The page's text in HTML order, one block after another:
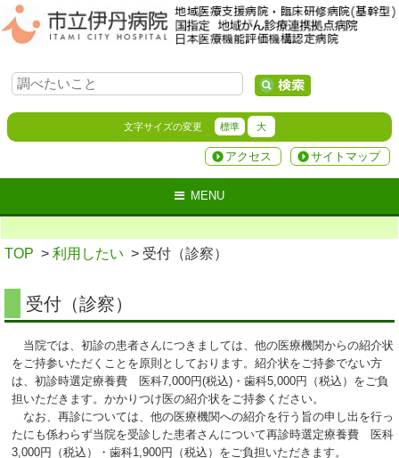
文字サイズの変更 標準 大
サイトマップ
アクセス
MENU
TOP > 利用したい > 受付（診察）
受付（診察）
当院では、初診の患者さんにつきましては、他の医療機関からの紹介状
をご持参いただくことを原則としております。紹介状をご持参でない方
は、初診時選定療養費 医科7,000円(税込)・歯科5,000円（税込）をご負
担いただきます。かかりつけ医の紹介状をご持参ください。
なお、再診については、他の医療機関への紹介を行う旨の申し出を行っ
たにも係わらず当院を受診した患者さんについて再診時選定療養費 医科
3,000円（税込）・歯科1,900円（税込）をご負担いただきます。